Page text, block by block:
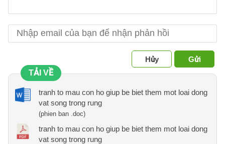
Hủy
Gửi
TẢI VỀ
tranh to mau con ho giup be biet them mot loai dong
vat song trong rung
(phien ban .doc)
tranh to mau con ho giup be biet them mot loai dong
vat song trong rung